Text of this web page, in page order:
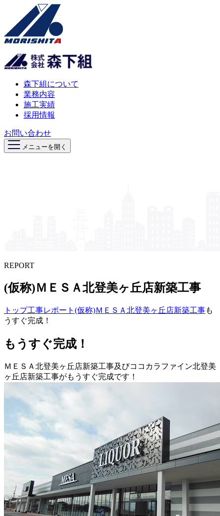
森下組について
業務内容
施工実績
採用情報
お問い合わせ
メニューを開く
REPORT
(仮称)ＭＥＳＡ北登美ヶ丘店新築工事
トップ工事レポート (仮称)ＭＥＳＡ北登美ヶ丘店新築工事も
うすぐ完成！
もうすぐ完成！
ＭＥＳＡ北登美ヶ丘店新築工事及びココカラファイン北登美
ヶ丘店新築工事がもうすぐ完成です！